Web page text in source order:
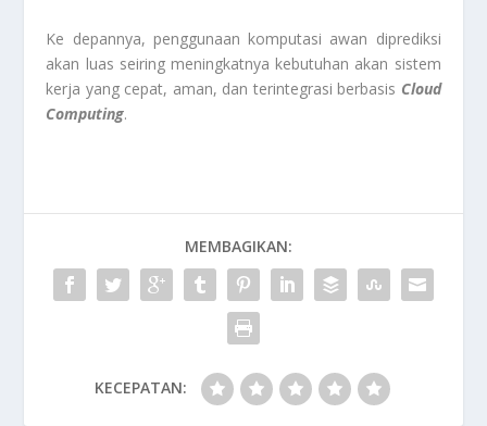
Ke depannya, penggunaan komputasi awan diprediksi
akan luas seiring meningkatnya kebutuhan akan sistem
kerja yang cepat, aman, dan terintegrasi berbasis Cloud
Computing.
MEMBAGIKAN:
KECEPATAN: